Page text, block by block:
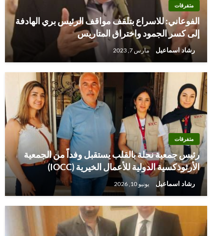
متفرقات
الفوعاني: للاسراع بتلقف مواقف الرئيس بري الهادفة
إلى كسر الجمود واختراق المتاريس
رشاد اسماعيل مارس 7, 2023
متفرقات
رئيس جمعية نحلة بالقلب يستقبل وفداً من الجمعية
الأرثوذكسية الدولية للأعمال الخيرية (IOCC)
رشاد اسماعيل يونيو 10, 2026